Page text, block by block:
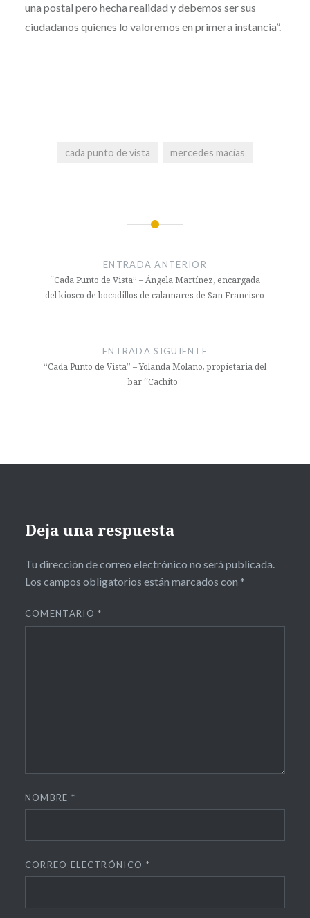
una postal pero hecha realidad y debemos ser sus
ciudadanos quienes lo valoremos en primera instancia”.
cada punto de vista mercedes macías
entradas
ENTRADA ANTERIOR
“Cada Punto de Vista” – Ángela Martínez, encargada
del kiosco de bocadillos de calamares de San Francisco
ENTRADA SIGUIENTE
“Cada Punto de Vista” – Yolanda Molano, propietaria del
bar “Cachito”
Deja una respuesta
Tu dirección de correo electrónico no será publicada.
Los campos obligatorios están marcados con *
COMENTARIO*
NOMBRE *
CORREO ELECTRÓNICO *